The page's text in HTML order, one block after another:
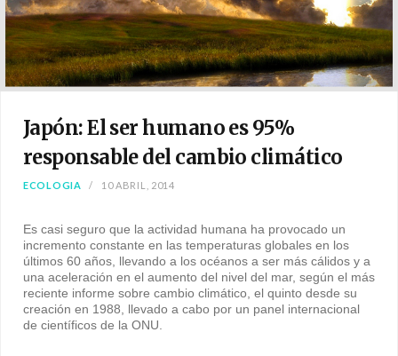
m
Japón: El ser humano es 95%
responsable del cambio climático
ECOLOGIA 10 ABRIL, 2014
Es casi seguro que la actividad humana ha provocado un
incremento constante en las temperaturas globales en los
últimos 60 años, llevando a los océanos a ser más cálidos y a
una aceleración en el aumento del nivel del mar, según el más
reciente informe sobre cambio climático, el quinto desde su
creación en 1988, llevado a cabo por un panel internacional
de científicos de la ONU.